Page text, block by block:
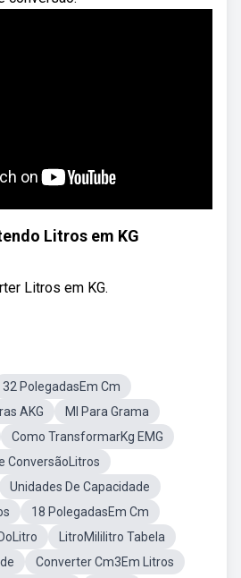
Litros em KG
Litros em KG.
32 PolegadasEm Cm
AKG
Ml Para Grama
Como TransformarKg EMG
ConversãoLitros
Unidades De Capacidade
18 PolegadasEm Cm
LitroMililitro Tabela
Converter Cm3Em Litros